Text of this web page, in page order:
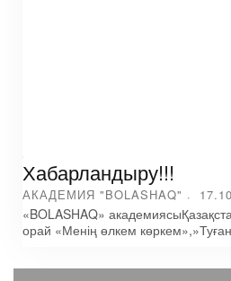
Хабарландыру!!!
АКАДЕМИЯ "BOLASHAQ"
«BOLASHAQ»
орай «Менің өлкем